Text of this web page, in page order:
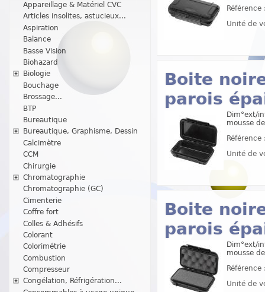
Appareillage & Matériel CVC
Articles insolites, astucieux...
Aspiration
Balance
Basse Vision
Biohazard
Biologie
Bouchage
Brossage...
BTP
Bureautique
Bureautique, Graphisme, Dessin
Calcimètre
CCM
Chirurgie
Chromatographie
Chromatographie (GC)
Cimenterie
Coffre fort
Colles & Adhésifs
Colorant
Colorimétrie
Combustion
Compresseur
Congélation, Réfrigération...
Unité de
Boite
parois
Dim°ext/
mousse
Unité de
Boite
parois
Dim°ext/
mousse
Unité de